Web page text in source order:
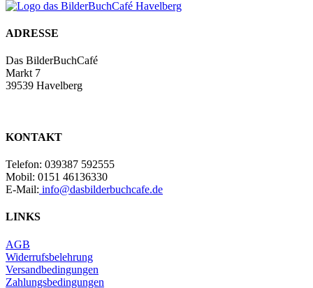
ADRESSE
Das BilderBuchCafé
Markt 7
39539 Havelberg
KONTAKT
Telefon: 039387 592555
Mobil: 0151 46136330
E-Mail: info@dasbilderbuchcafe.de
LINKS
AGB
Widerrufsbelehrung
Versandbedingungen
Zahlungsbedingungen